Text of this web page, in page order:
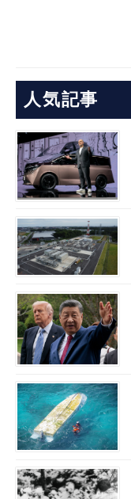
人気記事